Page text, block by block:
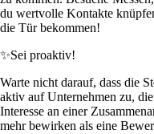
du wertvolle Kontakte
die Tür bekommen!
✨Sei proaktiv!
Warte nicht darauf, dass die
aktiv auf Unternehmen zu,
Interesse an einer
mehr bewirken als eine